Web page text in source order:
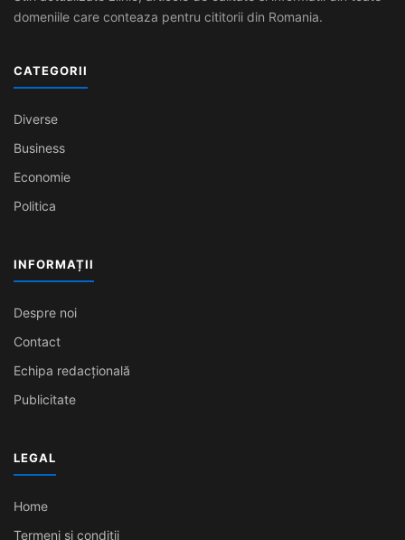
domeniile care conteaza pentru cititorii din Romania.
CATEGORII
Diverse
Business
Economie
Politica
INFORMAȚII
Despre noi
Contact
Echipa redacțională
Publicitate
LEGAL
Home
Termeni și condiții